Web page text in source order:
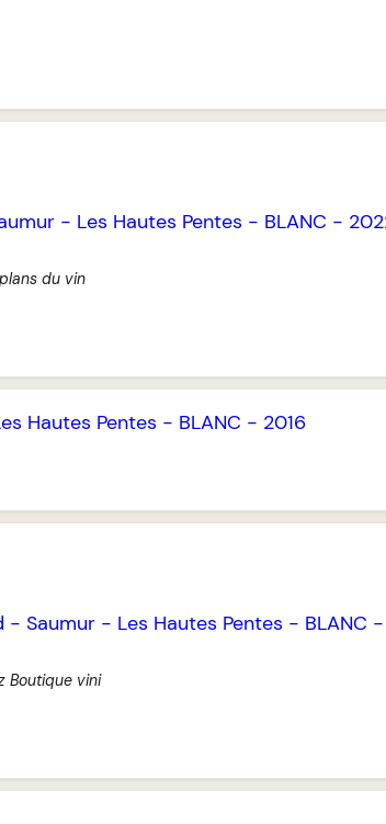
- Les Hautes Pentes - BLANC -
du vin
Hautes Pentes - BLANC - 2016
- Saumur- Les Hautes Pentes - BLANC
Boutique vini